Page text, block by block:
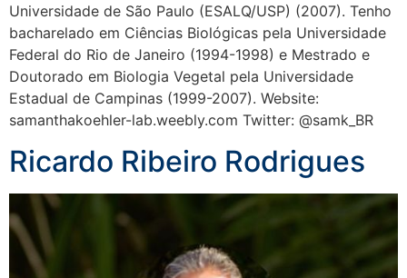
Universidade de São Paulo (ESALQ/USP) (2007). Tenho
bacharelado em Ciências Biológicas pela Universidade
Federal do Rio de Janeiro (1994-1998) e Mestrado e
Doutorado em Biologia Vegetal pela Universidade
Estadual de Campinas (1999-2007). Website:
samanthakoehler-lab.weebly.com Twitter: @samk_BR
Ricardo Ribeiro Rodrigues